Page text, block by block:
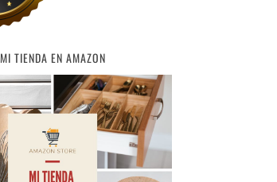
MI TIENDA EN AMAZON